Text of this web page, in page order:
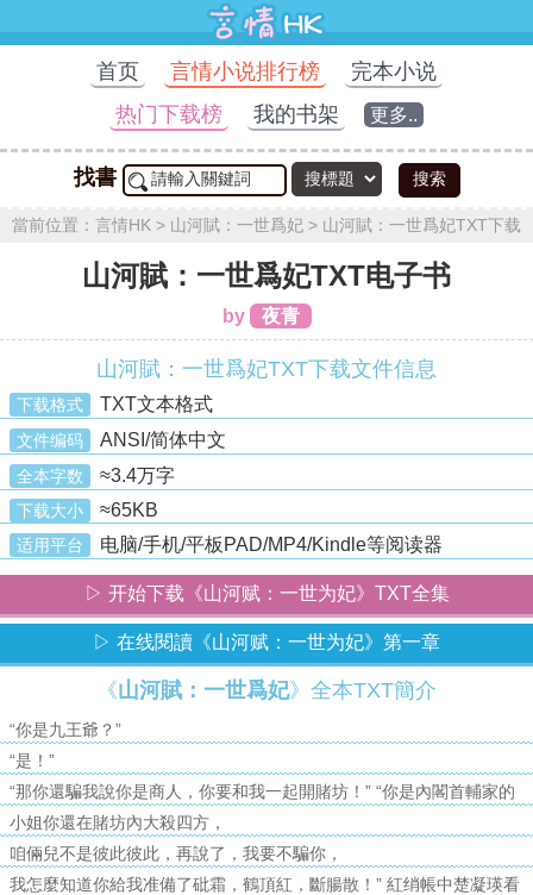
首页 言情小说排行榜
完本小说
热门下载榜
我的书架 更多..
找書 搜索
當前位置： 言情HK > 山河賦：一世爲妃 > 山河賦：一世爲妃TXT下载
山河賦：一世爲妃TXT电子书
by 夜青
山河賦：一世爲妃TXT下载文件信息
下载格式 TXT文本格式
文件编码 ANSI/简体中文
全本字数 ≈3.4万字
下载大小 ≈65KB
适用平台 电脑/手机/平板PAD/MP4/Kindle等阅读器
▷ 开始下载《山河赋：一世为妃》TXT全集
▷ 在线閱讀《山河赋：一世为妃》第一章
《山河賦：一世爲妃》全本TXT簡介
“你是九王爺？”
“是！”
“那你還騙我說你是商人，你要和我一起開賭坊！” “你是內閣首輔家的
小姐你還在賭坊內大殺四方，
咱倆兒不是彼此彼此，再說了，我要不騙你，
我怎麼知道你給我准備了砒霜，鶴頂紅，斷腸散！” 紅绡帳中楚凝瑛看